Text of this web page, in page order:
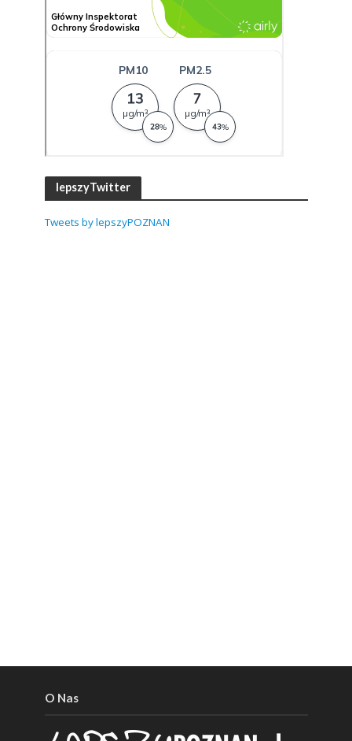
lepszyTwitter
Tweets by lepszyPOZNAN
O Nas